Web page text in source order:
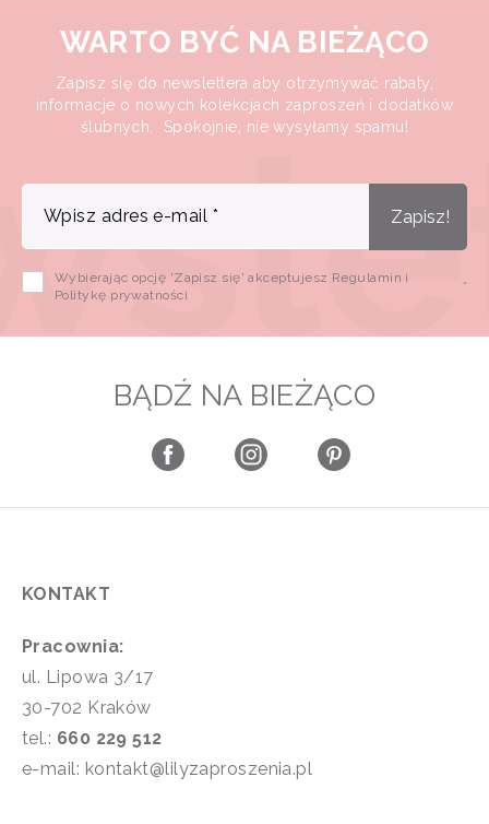
WARTO BYĆ NA BIEŻĄCO
Zapisz się do newslettera aby otrzymywać rabaty,
informacje o nowych kolekcjach zaproszeń i dodatków
ślubnych. Spokojnie, nie wysyłamy spamu!
Wpisz adres e-mail * Zapisz!
Wybierając opcję 'Zapisz się' akceptujesz Regulamin i
Politykę prywatności
*
BĄDŹ NA BIEŻĄCO
KONTAKT
Pracownia:
ul. Lipowa 3/17
30-702 Kraków
tel.: 660 229 512
e-mail: kontakt@lilyzaproszenia.pl